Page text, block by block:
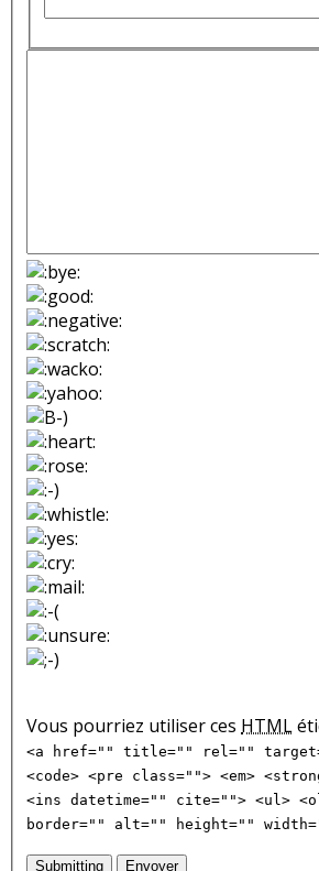
Vous pourriez utiliser ces HTML
<a href="" title="" rel=""
<code> <pre class=""> <em>
<ins datetime="" cite=""> <ul>
border="" alt="" height=""
Submitting Envoyer